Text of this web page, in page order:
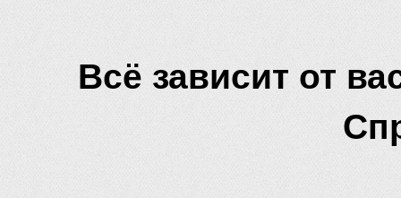
Всё зависит от